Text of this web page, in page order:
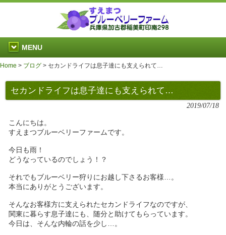
MENU
Home > ブログ > セカンドライフは息子達にも支えられて…
セカンドライフは息子達にも支えられて…
2019/07/18
こんにちは。
すえまつブルーベリーファームです。
今日も雨！
どうなっているのでしょう！？
それでもブルーベリー狩りにお越し下さるお客様…。
本当にありがとうございます。
そんなお客様方に支えられたセカンドライフなのですが、
関東に暮らす息子達にも、随分と助けてもらっています。
今日は、そんな内輪の話を少し…。